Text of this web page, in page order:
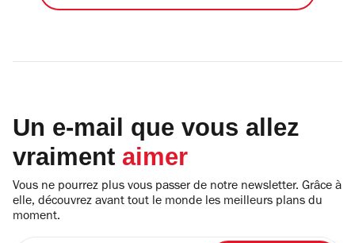
Un e-mail que vous allez
vraiment aimer
Vous ne pourrez plus vous passer de notre newsletter. Grâce à
elle, découvrez avant tout le monde les meilleurs plans du
moment.